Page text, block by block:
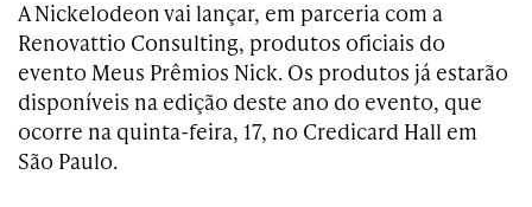
A Nickelodeon vai lançar, em parceria com a
Renovattio Consulting, produtos oficiais do
evento Meus Prêmios Nick. Os produtos já estarão
disponíveis na edição deste ano do evento, que
ocorre na quinta-feira, 17, no Credicard Hall em
São Paulo.